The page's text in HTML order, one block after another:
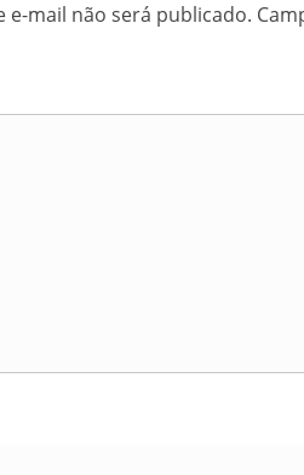
e-mail não será publicado.